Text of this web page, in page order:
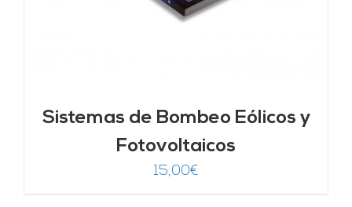
Sistemas de Bombeo Eólicos y
Fotovoltaicos
15,00€